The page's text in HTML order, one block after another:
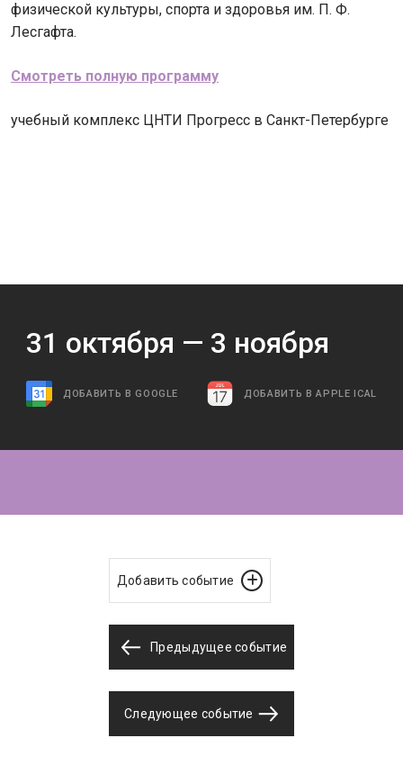
физической культуры, спорта и здоровья им. П. Ф.
Лесгафта.
Смотреть полную программу
учебный комплекс ЦНТИ Прогресс в Санкт-Петербурге
31 октября — 3 ноября
ДОБАВИТЬ В GOOGLE ДОБАВИТЬ В APPLE ICAL
Добавить событие
Предыдущее событие
Следующее событие